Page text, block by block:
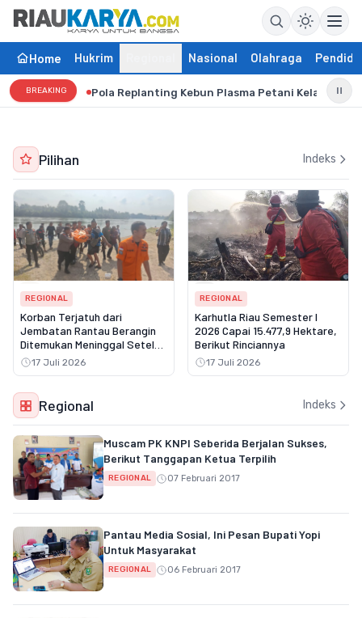
Home Hukrim Nasional Olahraga
BREAKING Pola Replanting Kebun Plasma Petani Kelapa
Pilihan Indeks
REGIONAL
Korban Terjatuh dari
Jembatan Rantau Berangin
Ditemukan Meninggal Setelah
Tiga Hari Pencarian
17 Juli 2026
REGIONAL
Karhutla Riau Semester I
2026 Capai 15.477,9 Hektare,
Berikut Rinciannya
17 Juli 2026
Regional Indeks
Muscam PK KNPI Seberida Berjalan Sukses,
Berikut Tanggapan Ketua Terpilih
REGIONAL 07 Februari 2017
Pantau Media Sosial, Ini Pesan Bupati Yopi
Untuk Masyarakat
REGIONAL 06 Februari 2017